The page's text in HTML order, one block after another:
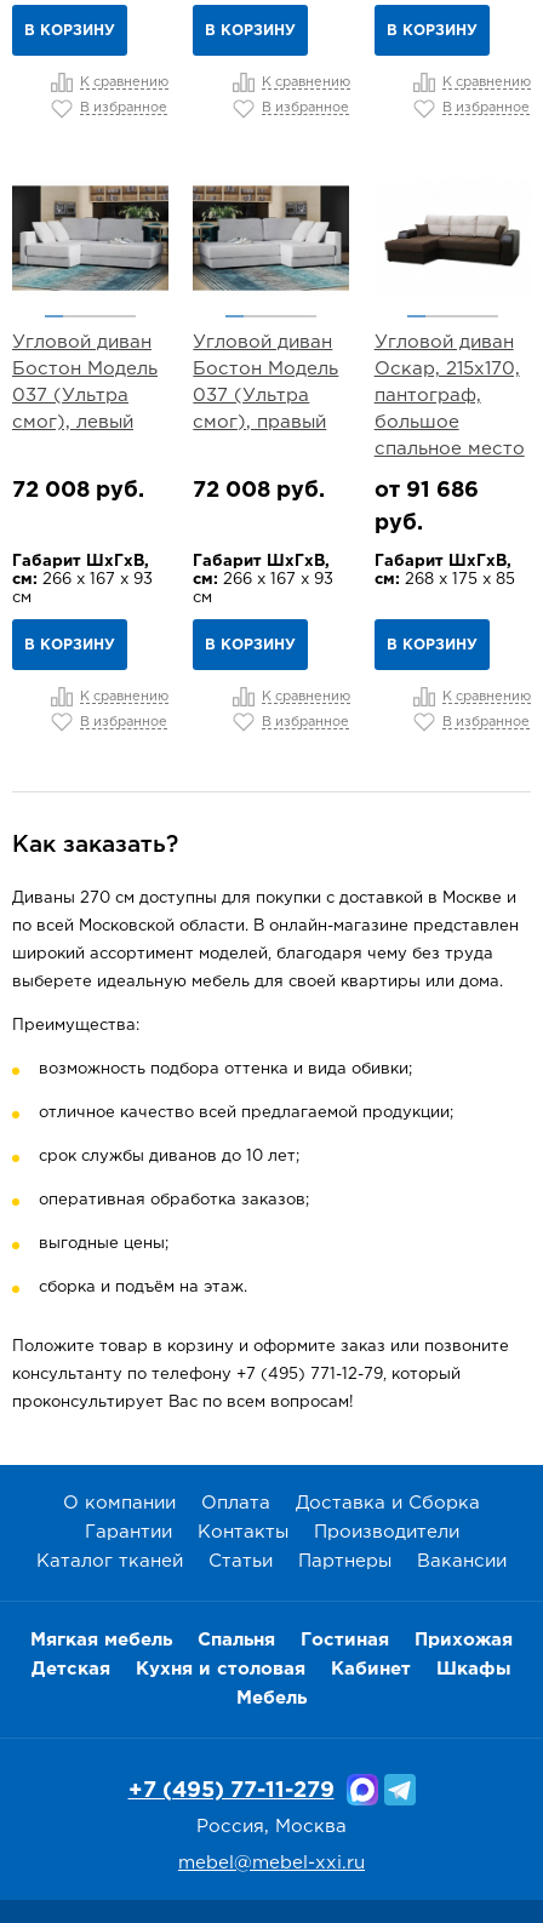
В КОРЗИНУ
К сравнению
В избранное
В КОРЗИНУ
К сравнению
В избранное
В КОРЗИНУ
К сравнению
В избранное
Угловой диван
Бостон Модель
037 (Ультра
смог), левый
72 008 руб.
Габарит ШхГхВ,
см: 266 х 167 х 93
см
В КОРЗИНУ
К сравнению
В избранное
Угловой диван
Бостон Модель
037 (Ультра
смог), правый
72 008 руб.
Габарит ШхГхВ,
см: 266 х 167 х 93
см
В КОРЗИНУ
К сравнению
В избранное
Угловой диван
Оскар, 215х170,
пантограф,
большое
спальное место
от 91 686
руб.
Габарит ШхГхВ,
см: 268 х 175 х 85
В КОРЗИНУ
К сравнению
В избранное
Как заказать?
Диваны 270 см доступны для покупки с доставкой в Москве и
по всей Московской области. В онлайн-магазине представлен
широкий ассортимент моделей, благодаря чему без труда
выберете идеальную мебель для своей квартиры или дома.
Преимущества:
возможность подбора оттенка и вида обивки;
отличное качество всей предлагаемой продукции;
срок службы диванов до 10 лет;
оперативная обработка заказов;
выгодные цены;
сборка и подъём на этаж.
Положите товар в корзину и оформите заказ или позвоните
консультанту по телефону +7 (495) 771-12-79, который
проконсультирует Вас по всем вопросам!
О компании Оплата
Доставка и Сборка
Гарантии
Контакты
Производители
Каталог тканей
Статьи Партнеры Вакансии
Мягкая мебель Спальня Гостиная
Прихожая
Детская
Кухня и столовая Кабинет
Шкафы
Мебель
+7 (495) 77-11-279
Россия, Москва
mebel@mebel-xxi.ru